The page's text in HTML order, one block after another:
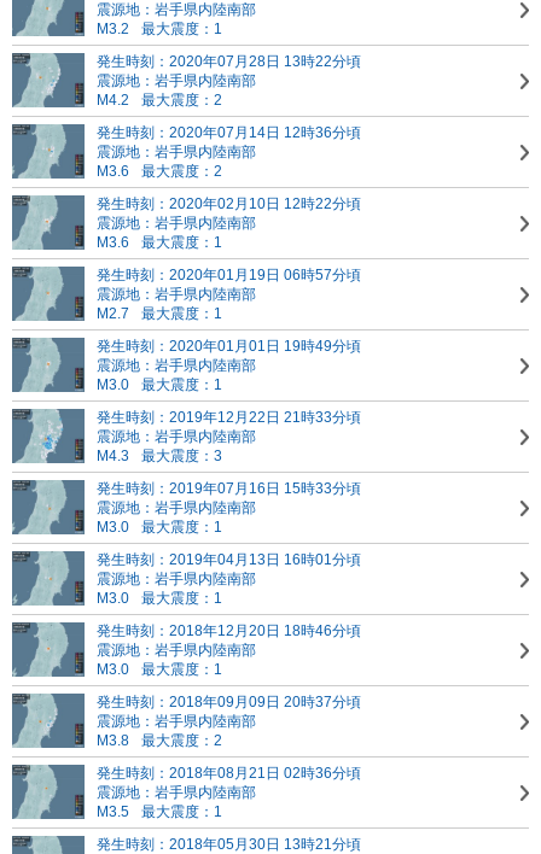
震源地：岩手県内陸南部
M3.2
最大震度：1
発生時刻：2020年07月28日 13時22分頃
震源地：岩手県内陸南部
M4.2
最大震度：2
発生時刻：2020年07月14日 12時36分頃
震源地：岩手県内陸南部
M3.6
最大震度：2
発生時刻：2020年02月10日 12時22分頃
震源地：岩手県内陸南部
M3.6
最大震度：1
発生時刻：2020年01月19日 06時57分頃
震源地：岩手県内陸南部
M2.7
最大震度：1
発生時刻：2020年01月01日 19時49分頃
震源地：岩手県内陸南部
M3.0
最大震度：1
発生時刻：2019年12月22日 21時33分頃
震源地：岩手県内陸南部
M4.3
最大震度：3
発生時刻：2019年07月16日 15時33分頃
震源地：岩手県内陸南部
M3.0
最大震度：1
発生時刻：2019年04月13日 16時01分頃
震源地：岩手県内陸南部
M3.0
最大震度：1
発生時刻：2018年12月20日 18時46分頃
震源地：岩手県内陸南部
M3.0
最大震度：1
発生時刻：2018年09月09日 20時37分頃
震源地：岩手県内陸南部
M3.8
最大震度：2
発生時刻：2018年08月21日 02時36分頃
震源地：岩手県内陸南部
M3.5
最大震度：1
発生時刻：2018年05月30日 13時21分頃